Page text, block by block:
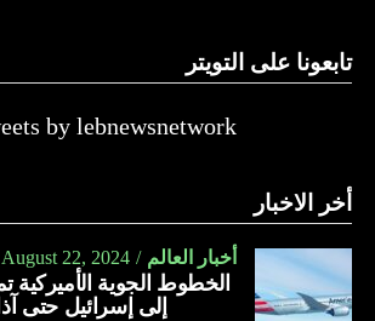
تابعونا على التويتر
by lebnewsnetwork
أخر الاخبار
أخبار العالم August 22, 2024
الخطوط الجوية الأميركية
إلى إسرائيل حتى